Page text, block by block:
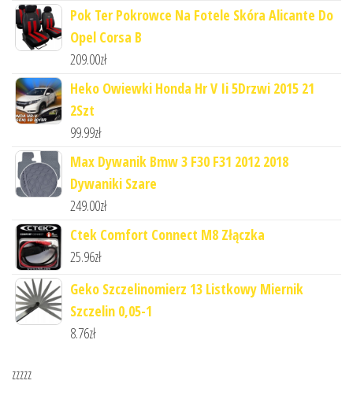
Pok Ter Pokrowce Na Fotele Skóra Alicante Do
Opel Corsa B
209.00zł
Heko Owiewki Honda Hr V Ii 5Drzwi 2015 21
2Szt
99.99zł
Max Dywanik Bmw 3 F30 F31 2012 2018
Dywaniki Szare
249.00zł
Ctek Comfort Connect M8 Złączka
25.96zł
Geko Szczelinomierz 13 Listkowy Miernik
Szczelin 0,05-1
8.76zł
zzzzz